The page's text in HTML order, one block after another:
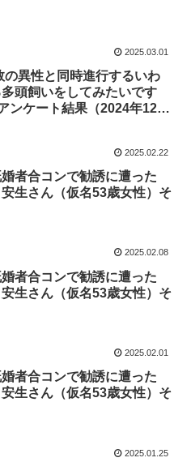
2025.03.01
の異性と同時進行するいわ
頭飼いをしてみたいです
ンケート結果（2024年12月
2025.02.22
婚者合コンで勧誘に遭った
生さん（仮名53歳女性）そ
2025.02.08
婚者合コンで勧誘に遭った
生さん（仮名53歳女性）そ
2025.02.01
婚者合コンで勧誘に遭った
生さん（仮名53歳女性）そ
2025.01.25